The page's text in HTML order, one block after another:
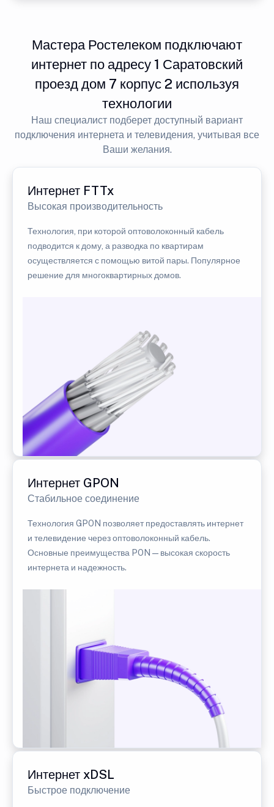
Мастера Ростелеком подключают
интернет по адресу 1 Саратовский
проезд дом 7 корпус 2 используя
технологии
Наш специалист подберет доступный вариант
подключения интернета и телевидения, учитывая все
Ваши желания.
Интернет FTTx
Высокая производительность
Технология, при которой оптоволоконный кабель
подводится к дому, а разводка по квартирам
осуществляется с помощью витой пары. Популярное
решение для многоквартирных домов.
Интернет GPON
Стабильное соединение
Технология GPON позволяет предоставлять интернет
и телевидение через оптоволоконный кабель.
Основные преимущества PON — высокая скорость
интернета и надежность.
Интернет xDSL
Быстрое подключение